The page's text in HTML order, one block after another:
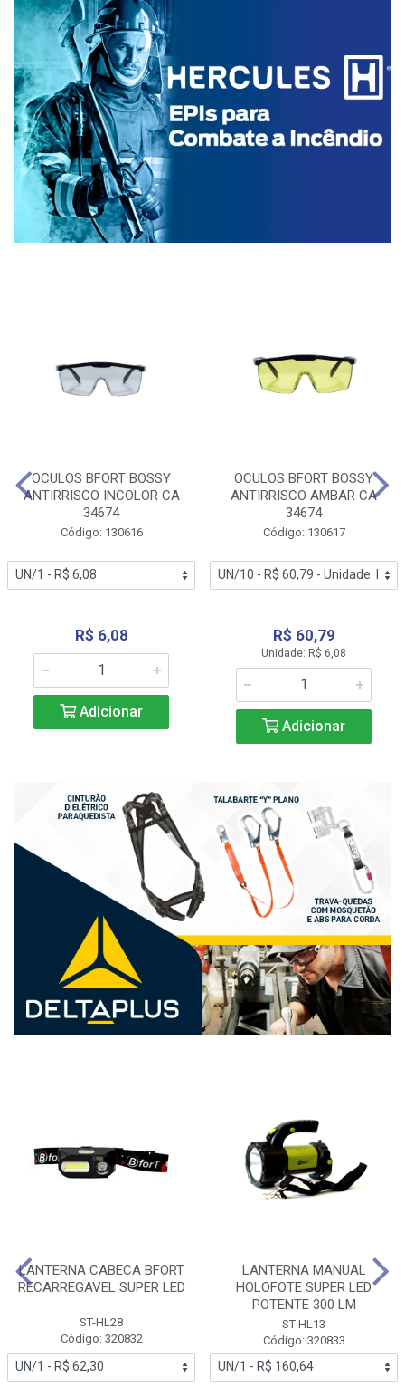
OCULOS BFORT BOSSY
ANTIRRISCO INCOLOR CA
34674
Código: 130616
R$ 6,08
Adicionar
OCULOS BFORT BOSSY
ANTIRRISCO AMBAR CA
34674
Código: 130617
R$ 60,79
Unidade: R$ 6,08
Adicionar
LANTERNA CABECA BFORT
RECARREGAVEL SUPER LED
ST-HL28
Código: 320832
LANTERNA MANUAL
HOLOFOTE SUPER LED
POTENTE 300 LM
ST-HL13
Código: 320833